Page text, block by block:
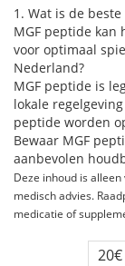
1. Wat is de
MGF peptide
voor optimaal
Nederland?
MGF peptide is
lokale
peptide worden
Bewaar MGF
aanbevolen
Deze inhoud is
medisch advies.
medicatie of
20€